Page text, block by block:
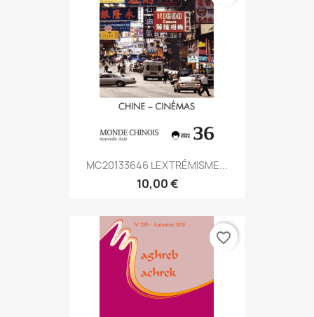
MC20133646 LEXTRÉMISME...
10,00 €
favorite_border